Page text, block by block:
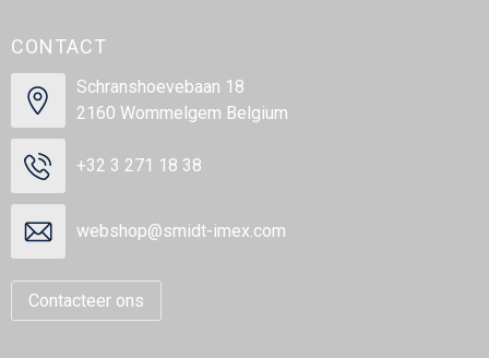
CONTACT
Schranshoevebaan 18
2160 Wommelgem Belgium
+32 3 271 18 38
webshop@smidt-imex.com
Contacteer ons